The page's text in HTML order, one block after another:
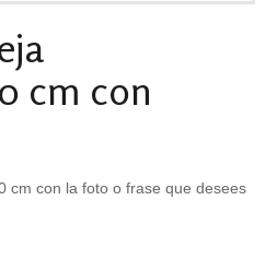
cm con
cm con la foto o frase que desees